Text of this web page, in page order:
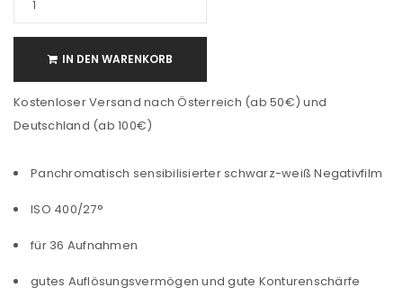
IN DEN WARENKORB
Kostenloser Versand nach Österreich (ab 50€) und
Deutschland (ab 100€)
Panchromatisch sensibilisierter schwarz-weiß Negativfilm
ISO 400/27°
für 36 Aufnahmen
gutes Auflösungsvermögen und gute Konturenschärfe